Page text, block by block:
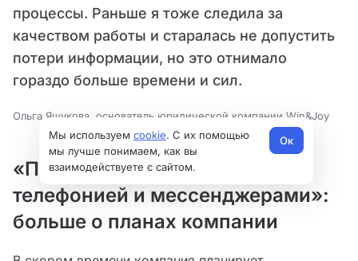
Мы используем cookie. С их помощью
мы лучше понимаем, как вы
взаимодействуете с сайтом.
Ок
процессы. Раньше я тоже следила за
качеством работы и старалась не допустить
потери информации, но это отнимало
гораздо больше времени и сил.
Ольга Яшукова, основатель юридической компании Win&Joy
«Подключим интеграцию с
телефонией и мессенджерами»:
больше о планах компании